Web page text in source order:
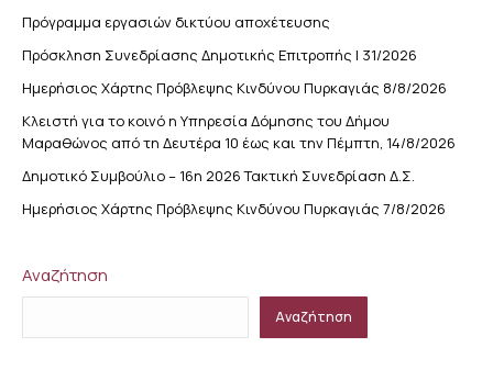
Πρόγραμμα εργασιών δικτύου αποχέτευσης
Πρόσκληση Συνεδρίασης Δημοτικής Επιτροπής | 31/2026
Ημερήσιος Χάρτης Πρόβλεψης Κινδύνου Πυρκαγιάς 8/8/2026
Κλειστή για το κοινό η Υπηρεσία Δόμησης του Δήμου
Μαραθώνος από τη Δευτέρα 10 έως και την Πέμπτη, 14/8/2026
Δημοτικό Συμβούλιο – 16η 2026 Τακτική Συνεδρίαση Δ.Σ.
Ημερήσιος Χάρτης Πρόβλεψης Κινδύνου Πυρκαγιάς 7/8/2026
Αναζήτηση
Αναζήτηση